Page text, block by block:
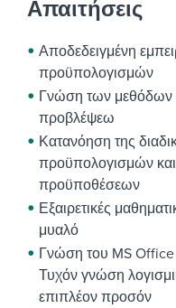
Απαιτήσεις
Αποδεδειγμένη
προϋπολογισμών
Γνώση των μεθόδων
προβλέψεω
Κατανόηση της
προϋπολογισμών
προϋποθέσεων
Εξαιρετικές
μυαλό
Γνώση του MS
Τυχόν γνώση
επιπλέον προσόν